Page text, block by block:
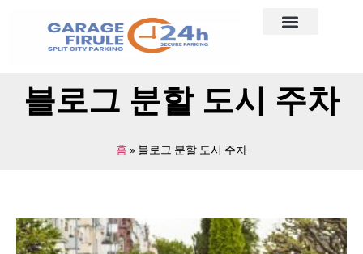
블로그 분할 도시 주차
홈 » 블로그 분할 도시 주차